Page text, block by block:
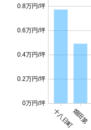
十八日町畑田第
0万円/坪
0.2万円/坪
0.4万円/坪
0.6万円/坪
0.8万円/坪